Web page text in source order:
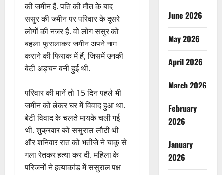
की जमीन है. पति की मौत के बाद
ससुर की जमीन पर परिवार के दूसरे
लोगों की नजर है. वो लोग ससुर को
बहला-फुसलाकर जमीन अपने नाम
कराने की फिराक में हैं, जिसमें उनकी
बेटी अड़चन बनी हुई थी.
परिवार की मानें तो 15 दिन पहले भी
जमीन को लेकर घर में विवाद हुआ था.
बेटी विवाद के चलते मायके चली गई
थी. शुक्रवार को ससुराल लौटी थी
और शनिवार रात को भतीजे ने चाकू से
गला रेतकर हत्या कर दी. महिला के
परिजनों ने हत्याकांड में ससुराल पक्ष
June 2026
May 2026
April 2026
March 2026
February
2026
January
2026